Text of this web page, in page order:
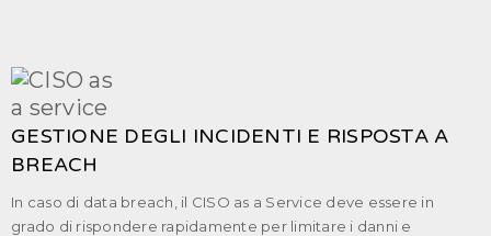
GESTIONE DEGLI INCIDENTI E RISPOSTA A
BREACH
In caso di data breach, il CISO as a Service deve essere in
grado di rispondere rapidamente per limitare i danni e